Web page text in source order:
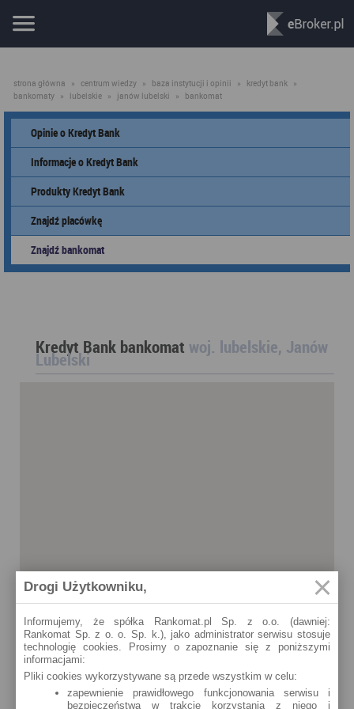
strona główna » centrum wiedzy » baza instytucji i opinii » kredyt bank »
bankomaty » lubelskie » janów lubelski » bankomat
Opinie o Kredyt Bank
Informacje o Kredyt Bank
Produkty Kredyt Bank
Znajdź placówkę
Znajdź bankomat
Kredyt Bank bankomat woj. lubelskie, Janów
Lubelski
Drogi Użytkowniku,
Informujemy, że spółka Rankomat.pl Sp. z o.o. (dawniej:
Rankomat Sp. z o. o. Sp. k.), jako administrator serwisu stosuje
technologię cookies. Prosimy o zapoznanie się z poniższymi
informacjami:
Pliki cookies wykorzystywane są przede wszystkim w celu:
zapewnienie prawidłowego funkcjonowania serwisu i
bezpieczeństwa w trakcie korzystania z niego i